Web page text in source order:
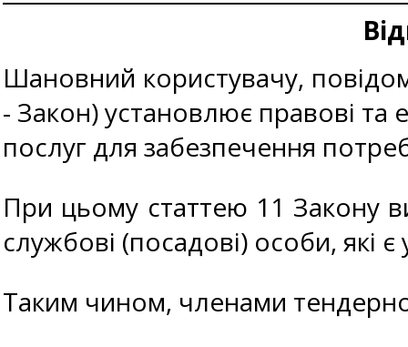
Шановний користувачу,
- Закон) установлює правові та
послуг для забезпечення
При цьому статтею 11 Закону
службові (посадові) особи, які
Таким чином, членами